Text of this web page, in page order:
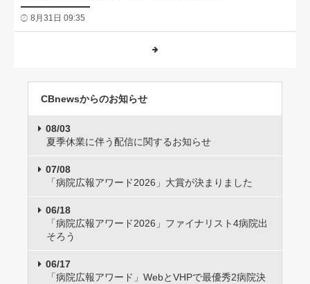
8月31日 09:35
CBnewsからのお知らせ
08/03
夏季休業に伴う配信に関するお知らせ
07/08
「病院広報アワード2026」大賞が決まりました
06/18
「病院広報アワード2026」ファイナリスト4病院出
そろう
06/17
「病院広報アワード」WebとVHPで最優秀2病院決